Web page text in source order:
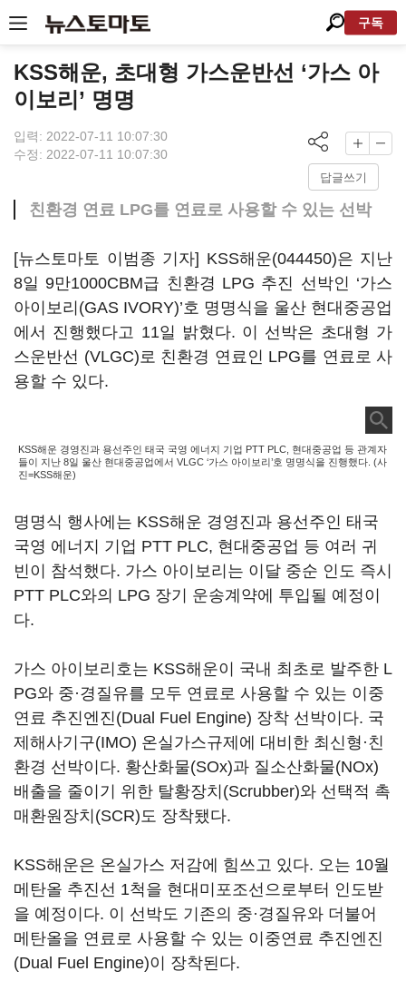
구독
KSS해운, 초대형 가스운반선 ‘가스 아
이보리’ 명명
입력: 2022-07-11 10:07:30
수정: 2022-07-11 10:07:30
답글쓰기
친환경 연료 LPG를 연료로 사용할 수 있는 선박
[뉴스토마토 이범종 기자] KSS해운(044450)은 지난
8일 9만1000CBM급 친환경 LPG 추진 선박인 ‘가스
아이보리(GAS IVORY)’호 명명식을 울산 현대중공업
에서 진행했다고 11일 밝혔다. 이 선박은 초대형 가
스운반선 (VLGC)로 친환경 연료인 LPG를 연료로 사
용할 수 있다.
KSS해운 경영진과 용선주인 태국 국영 에너지 기업 PTT PLC, 현대중공업 등 관계자
들이 지난 8일 울산 현대중공업에서 VLGC ‘가스 아이보리’호 명명식을 진행했다. (사
진=KSS해운)
명명식 행사에는 KSS해운 경영진과 용선주인 태국
국영 에너지 기업 PTT PLC, 현대중공업 등 여러 귀
빈이 참석했다. 가스 아이보리는 이달 중순 인도 즉시
PTT PLC와의 LPG 장기 운송계약에 투입될 예정이
다.
가스 아이보리호는 KSS해운이 국내 최초로 발주한 L
PG와 중·경질유를 모두 연료로 사용할 수 있는 이중
연료 추진엔진(Dual Fuel Engine) 장착 선박이다. 국
제해사기구(IMO) 온실가스규제에 대비한 최신형·친
환경 선박이다. 황산화물(SOx)과 질소산화물(NOx)
배출을 줄이기 위한 탈황장치(Scrubber)와 선택적 촉
매환원장치(SCR)도 장착됐다.
KSS해운은 온실가스 저감에 힘쓰고 있다. 오는 10월
메탄올 추진선 1척을 현대미포조선으로부터 인도받
을 예정이다. 이 선박도 기존의 중·경질유와 더불어
메탄올을 연료로 사용할 수 있는 이중연료 추진엔진
(Dual Fuel Engine)이 장착된다.